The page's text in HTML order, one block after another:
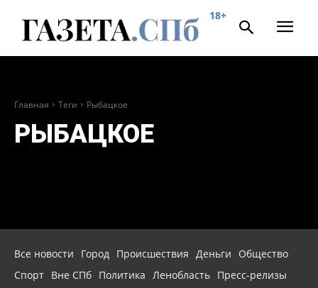
18+
Главная Теги Рыбацкое
РЫБАЦКОЕ
Все новости Город Происшествия Деньги
Общество
Спорт Вне СПб Политика Ленобласть Пресс-релизы